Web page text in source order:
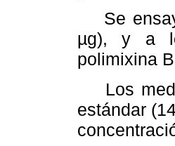
Se
µg), y a
polimixina
Los
estándar